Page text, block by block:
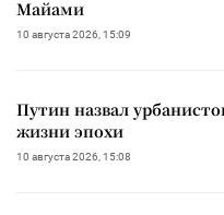
Майами
10 августа 2026, 15:09
Путин назвал
жизни эпохи
10 августа 2026, 15:08